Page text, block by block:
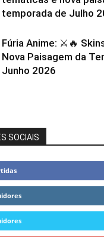
temporada de Julho
Fúria Anime: ⚔️🔥
Nova Paisagem da
Junho 2026
SOCIAIS